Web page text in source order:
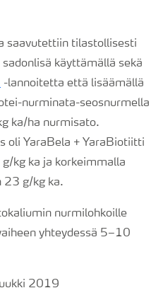
saavutettiin tilastollisesti
käyttämällä sekä
-lannoitetta että lisäämällä
nurminata-seosnurmella
ka/ha nurmisato.
oli YaraBela + YaraBiotiitti
kg ka ja korkeimmalla
23 g/kg ka.
nurmilohkoille
yhteydessä 5–10